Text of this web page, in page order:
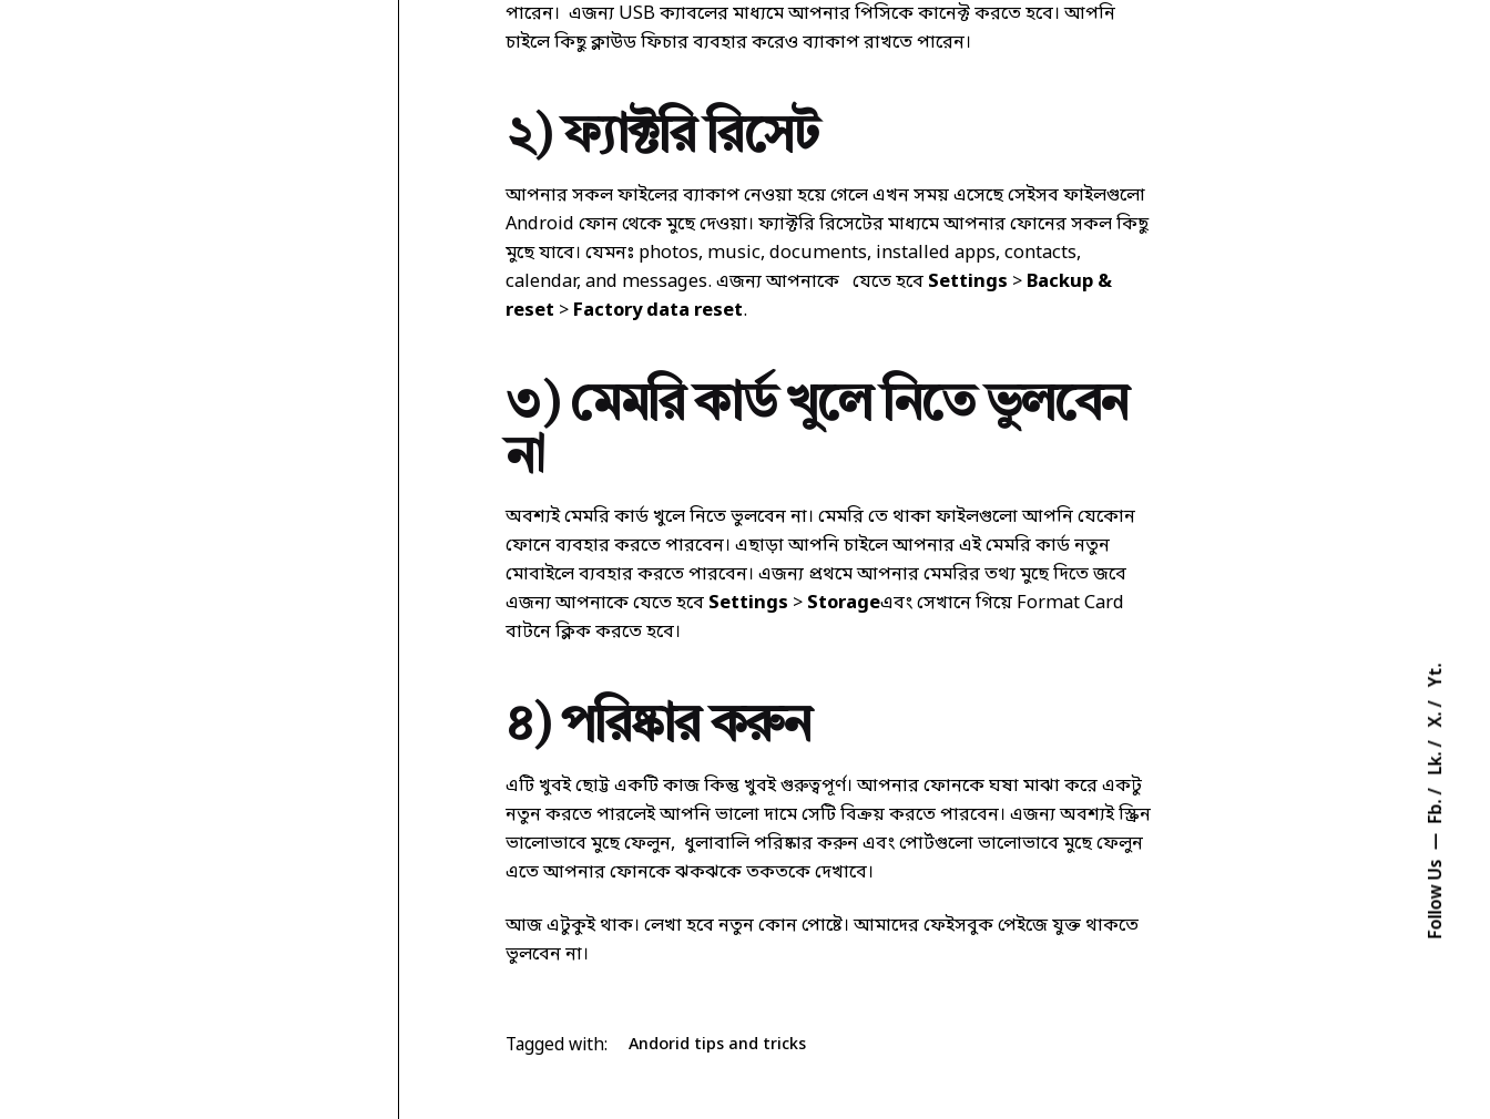
Follow Us
Fb.
Lk.
X.
Yt.
পারেন। এজন্য USB ক্যাবলের মাধ্যমে আপনার পিসিকে কানেক্ট করতে হবে। আপনি
চাইলে কিছু ক্লাউড ফিচার ব্যবহার করেও ব্যাকাপ রাখতে পারেন।
২) ফ্যাক্টরি রিসেট
আপনার সকল ফাইলের ব্যাকাপ নেওয়া হয়ে গেলে এখন সময় এসেছে সেইসব ফাইলগুলো
Android ফোন থেকে মুছে দেওয়া। ফ্যাক্টরি রিসেটের মাধ্যমে আপনার ফোনের সকল কিছু
মুছে যাবে। যেমনঃ photos, music,documents, installed apps, contacts,
calendar, and messages. এজন্য আপনাকে যেতে হবে Settings > Backup &
reset > Factory data reset.
৩) মেমরি কার্ড খুলে নিতে ভুলবেন
না
অবশ্যই মেমরি কার্ড খুলে নিতে ভুলবেন না। মেমরি তে থাকা ফাইলগুলো আপনি যেকোন
ফোনে ব্যবহার করতে পারবেন। এছাড়া আপনি চাইলে আপনার এই মেমরি কার্ড নতুন
মোবাইলে ব্যবহার করতে পারবেন। এজন্য প্রথমে আপনার মেমরির তথ্য মুছে দিতে জবে
এজন্য আপনাকে যেতে হবে Settings > Storageএবং সেখানে গিয়ে Format Card
বাটনে ক্লিক করতে হবে।
৪) পরিষ্কার করুন
এটি খুবই ছোট্ট একটি কাজ কিন্তু খুবই গুরুত্বপূর্ণ। আপনার ফোনকে ঘষা মাঝা করে একটু
নতুন করতে পারলেই আপনি ভালো দামে সেটি বিক্রয় করতে পারবেন। এজন্য অবশ্যই স্ক্রিন
ভালোভাবে মুছে ফেলুন, ধুলাবালি পরিষ্কার করুন এবং পোর্টগুলো ভালোভাবে মুছে ফেলুন
এতে আপনার ফোনকে ঝকঝকে তকতকে দেখাবে।
আজ এটুকুই থাক। লেখা হবে নতুন কোন পোষ্টে। আমাদের ফেইসবুক পেইজে যুক্ত থাকতে
ভুলবেন না।
Tagged with: Andorid tips and tricks